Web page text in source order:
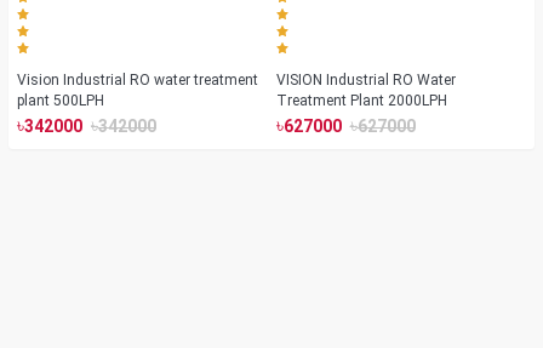
Vision Industrial RO water treatment
plant 500LPH
৳342000 ৳342000
VISION Industrial RO Water
Treatment Plant 2000LPH
৳627000 ৳627000